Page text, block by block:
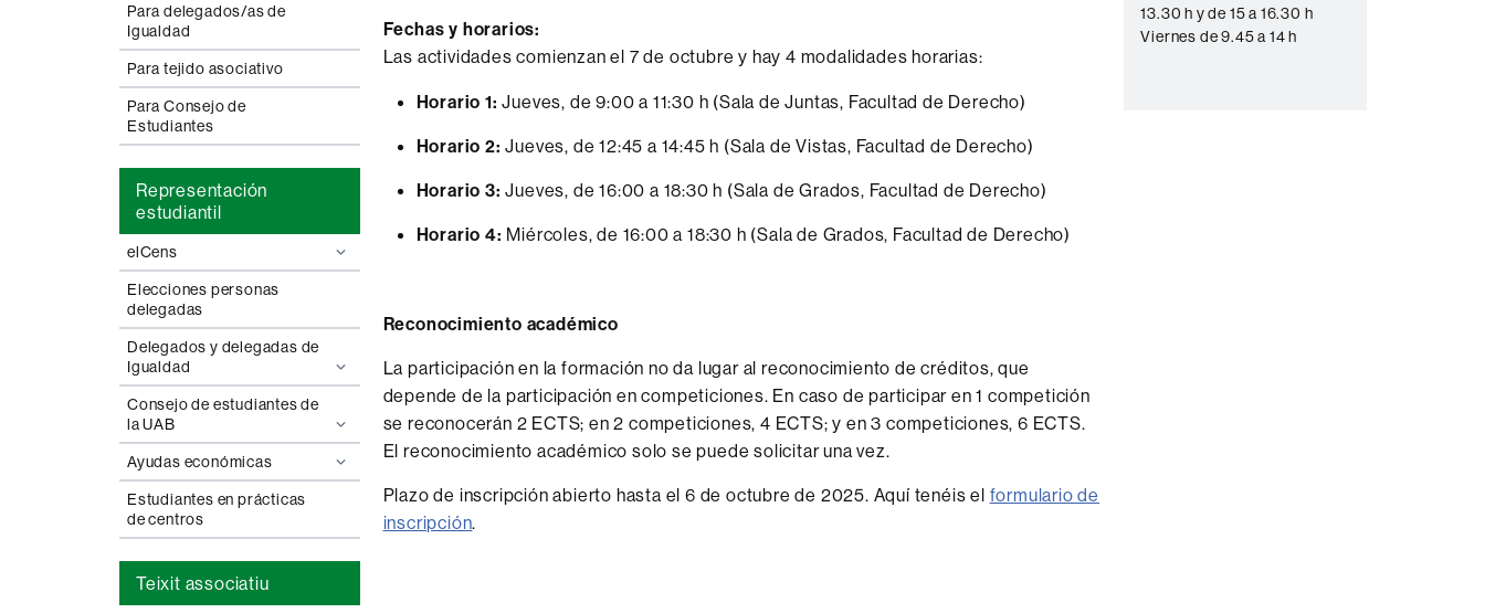
Para delegados/as de
Igualdad
Para tejido asociativo
Para Consejo de
Estudiantes
Representación
estudiantil
elCens
Elecciones personas
delegadas
Delegados y delegadas de
Igualdad
Consejo de estudiantes de
la UAB
Ayudas económicas
Estudiantes en prácticas
de centros
Teixit associatiu
Fechas y horarios:
Las actividades comienzan el 7 de octubre y hay 4 modalidades horarias:
Horario 1: Jueves, de 9:00 a 11:30 h (Sala de Juntas, Facultad de Derecho)
Horario 2: Jueves, de 12:45 a 14:45 h (Sala de Vistas, Facultad de Derecho)
Horario 3: Jueves, de 16:00 a 18:30 h (Sala de Grados, Facultad de Derecho)
Horario 4: Miércoles, de 16:00 a 18:30 h (Sala de Grados, Facultad de Derecho)
Reconocimiento académico
La participación en la formación no da lugar al reconocimiento de créditos, que
depende de la participación en competiciones. En caso de participar en 1 competición
se reconocerán 2 ECTS; en 2 competiciones, 4 ECTS; y en 3 competiciones, 6 ECTS.
El reconocimiento académico solo se puede solicitar una vez.
Plazo de inscripción abierto hasta el 6 de octubre de 2025. Aquí tenéis el formulario de
inscripción.
o
13.30 h y de 15 a 16.30 h
Viernes de 9.45 a 14 h